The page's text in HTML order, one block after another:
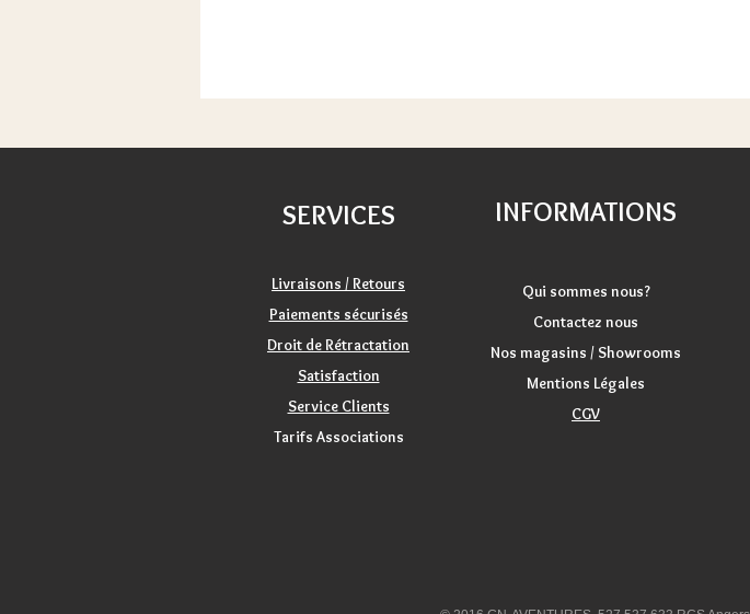
SERVICES
Livraisons / Retours
Paiements sécurisés
Droit de Rétractation
Satisfaction
Service Clients
Tarifs Associations
INFORMATIONS
Qui sommes nous?
Contactez nous
Nos magasins / Showrooms
Mentions Légales
CGV